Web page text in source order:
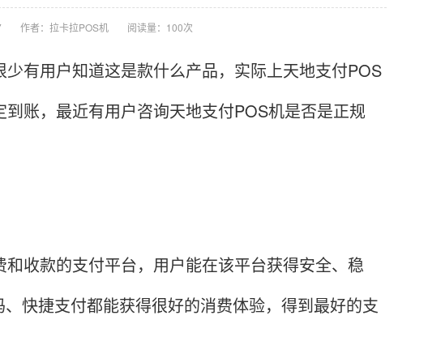
作者：拉卡拉POS机 阅读量：100次
有用户知道这是款什么产品，实际上天地支付POS
账，最近有用户咨询天地支付POS机是否是正规
收款的支付平台，用户能在该平台获得安全、稳
快捷支付都能获得很好的消费体验，得到最好的支